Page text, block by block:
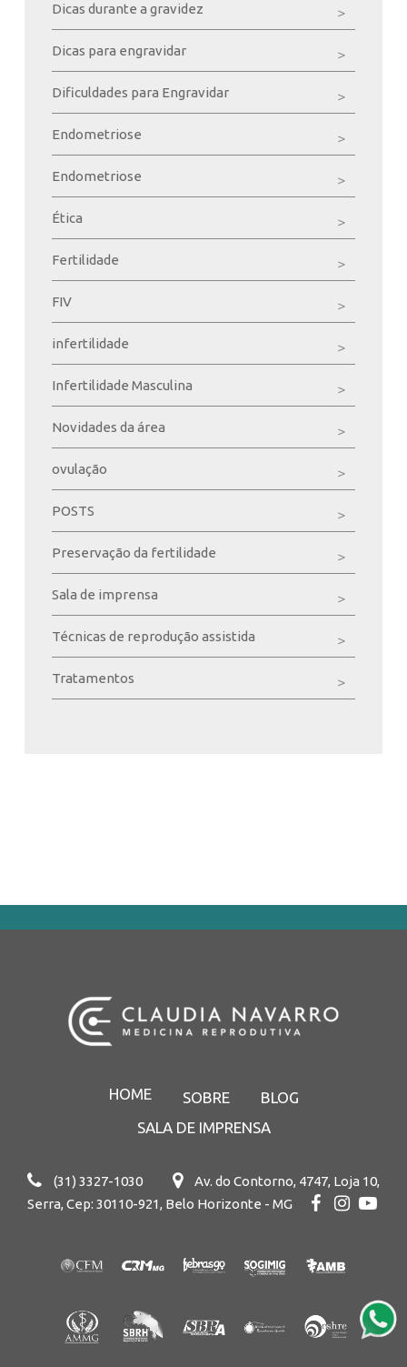
Dicas durante a gravidez
Dicas para engravidar
Dificuldades para Engravidar
Endometriose
Endometriose
Ética
Fertilidade
FIV
infertilidade
Infertilidade Masculina
Novidades da área
ovulação
POSTS
Preservação da fertilidade
Sala de imprensa
Técnicas de reprodução assistida
Tratamentos
HOME SOBRE
BLOG
SALA DE IMPRENSA
(31) 3327-1030
Av. do Contorno, 4747, Loja 10,
Serra, Cep: 30110-921, Belo Horizonte - MG